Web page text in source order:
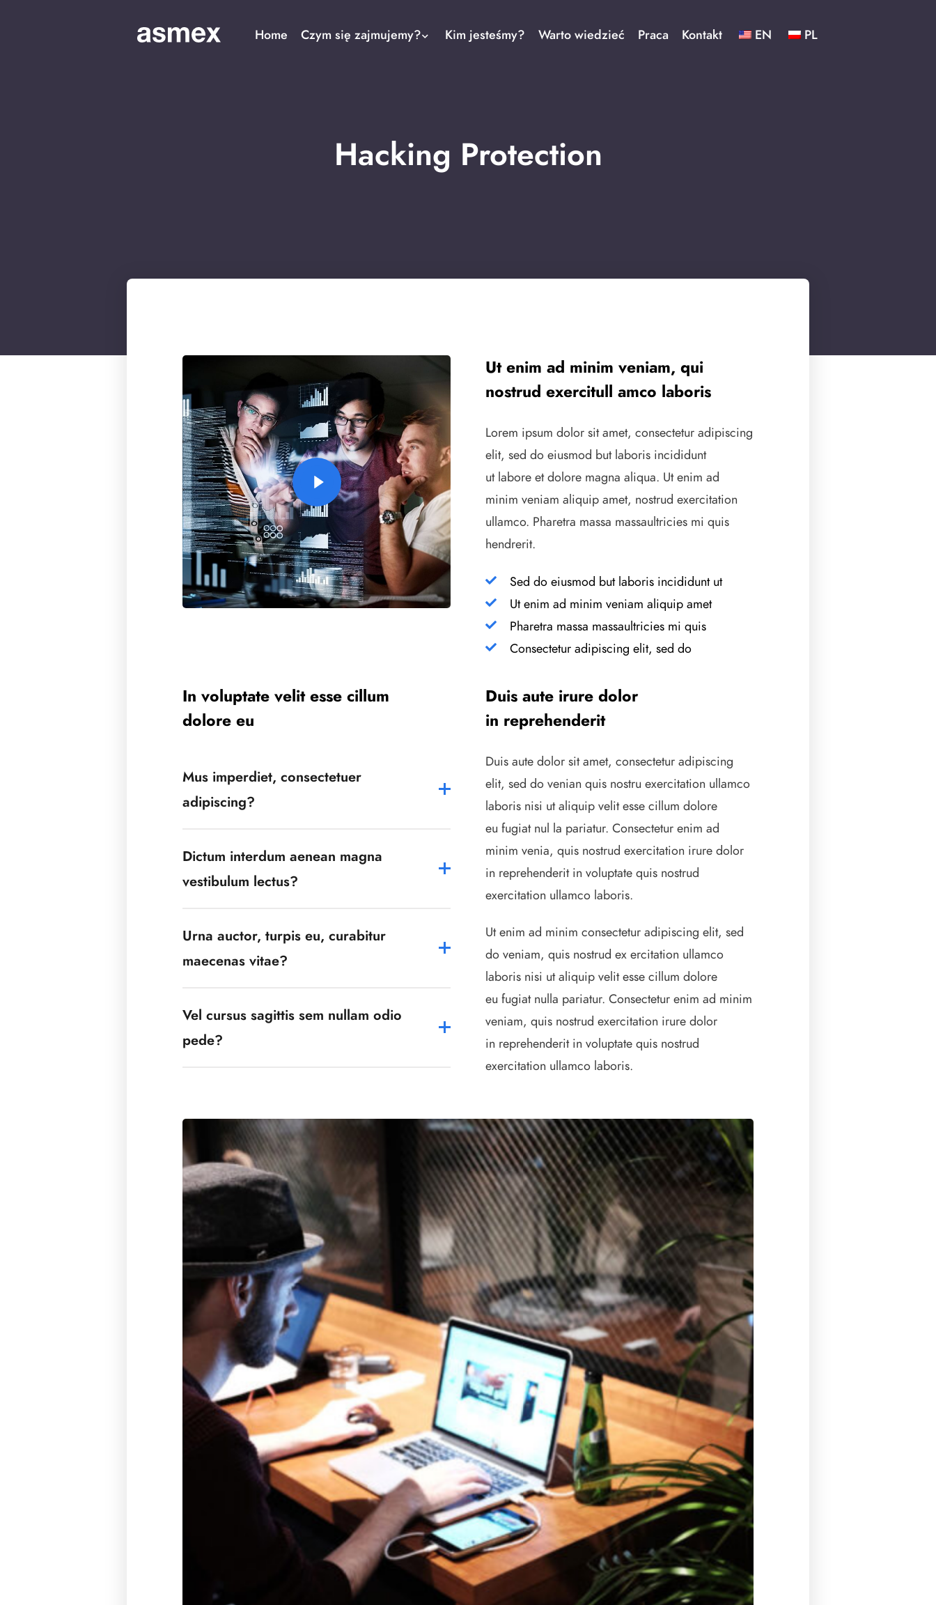
Home Czym się zajmujemy? Kim jesteśmy? Warto wiedzieć Praca Kontakt EN PL
Hacking Protection
Ut enim ad minim veniam, qui
nostrud exercitull amco laboris
Lorem ipsum dolor sit amet, consectetur adipiscing
elit, sed do eiusmod but laboris incididunt
ut labore et dolore magna aliqua. Ut enim ad
minim veniam aliquip amet, nostrud exercitation
ullamco. Pharetra massa massaultricies mi quis
hendrerit.
Sed do eiusmod but laboris incididunt ut
Ut enim ad minim veniam aliquip amet
Pharetra massa massaultricies mi quis
Consectetur adipiscing elit, sed do
In voluptate velit esse cillum
dolore eu
Mus imperdiet, consectetuer
adipiscing?
Dictum interdum aenean magna
vestibulum lectus?
Urna auctor, turpis eu, curabitur
maecenas vitae?
Vel cursus sagittis sem nullam odio
pede?
Duis aute irure dolor
in reprehenderit
Duis aute dolor sit amet, consectetur adipiscing
elit, sed do venian quis nostru exercitation ullamco
laboris nisi ut aliquip velit esse cillum dolore
eu fugiat nul la pariatur. Consectetur enim ad
minim venia, quis nostrud exercitation irure dolor
in reprehenderit in voluptate quis nostrud
exercitation ullamco laboris.
Ut enim ad minim consectetur adipiscing elit, sed
do veniam, quis nostrud ex ercitation ullamco
laboris nisi ut aliquip velit esse cillum dolore
eu fugiat nulla pariatur. Consectetur enim ad minim
veniam, quis nostrud exercitation irure dolor
in reprehenderit in voluptate quis nostrud
exercitation ullamco laboris.